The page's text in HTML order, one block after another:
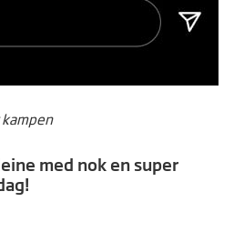
med nok en super